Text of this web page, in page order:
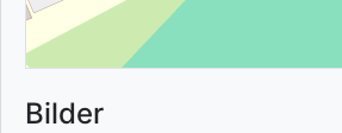
Bilder